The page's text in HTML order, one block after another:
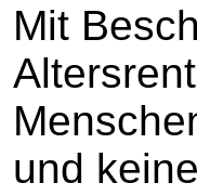
Mit
und